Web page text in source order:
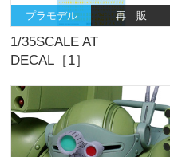
プラモデル 再 販
1/35SCALE AT
DECAL［1］